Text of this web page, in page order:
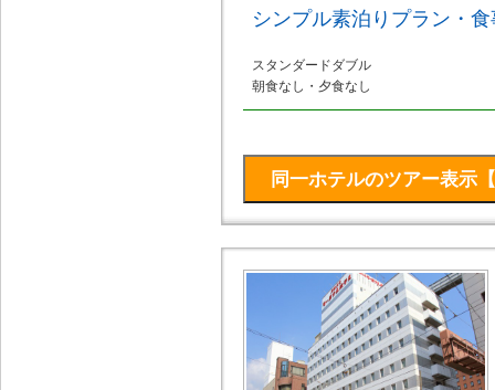
シンプル素泊りプラン・
スタンダードダブル
朝食なし・夕食なし